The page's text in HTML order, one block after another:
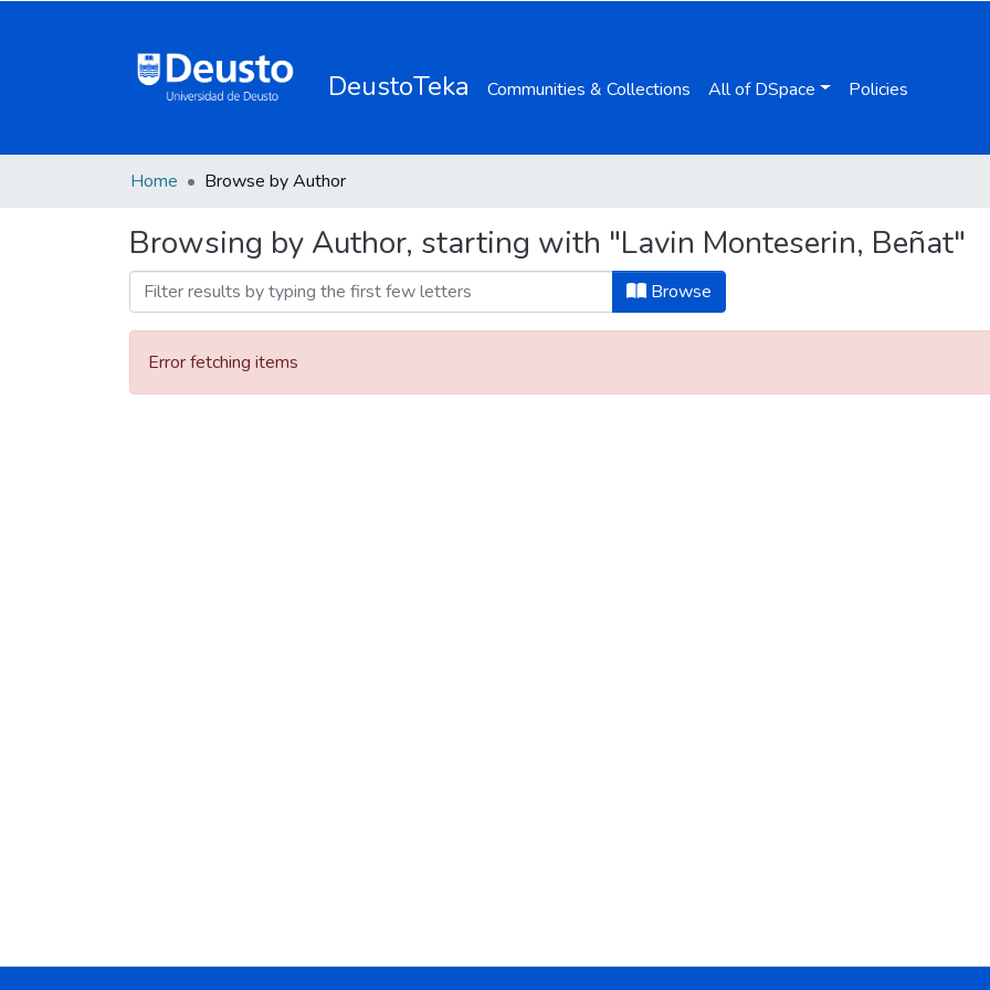
DeustoTeka Communities & Collections All of DSpace Policies
Home Browse by Author
Browsing by Author, starting with "Lavin Monteserin, Beñat"
Browse
Error fetching items